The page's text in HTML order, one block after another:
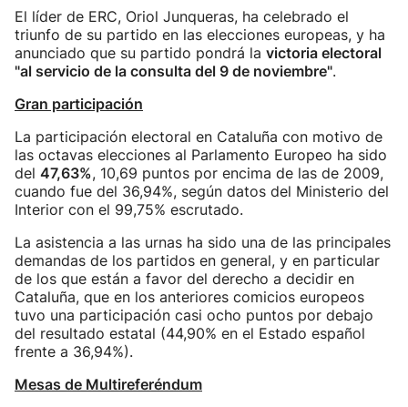
El líder de ERC, Oriol Junqueras, ha celebrado el
triunfo de su partido en las elecciones europeas, y ha
anunciado que su partido pondrá la victoria electoral
"al servicio de la consulta del 9 de noviembre".
Gran participación
La participación electoral en Cataluña con motivo de
las octavas elecciones al Parlamento Europeo ha sido
del 47,63%, 10,69 puntos por encima de las de 2009,
cuando fue del 36,94%, según datos del Ministerio del
Interior con el 99,75% escrutado.
La asistencia a las urnas ha sido una de las principales
demandas de los partidos en general, y en particular
de los que están a favor del derecho a decidir en
Cataluña, que en los anteriores comicios europeos
tuvo una participación casi ocho puntos por debajo
del resultado estatal (44,90% en el Estado español
frente a 36,94%).
Mesas de Multireferéndum